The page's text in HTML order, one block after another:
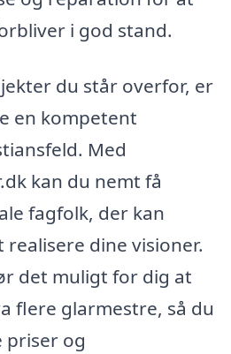
i god stand.
du står overfor, er
en kompetent
Med
kan du nemt få
fagfolk, der kan
dine visioner.
det muligt for dig at
flere glarmestre, så du
priser og